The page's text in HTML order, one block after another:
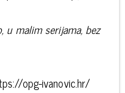
u malim serijama, bez
opg-ivanovic.hr/